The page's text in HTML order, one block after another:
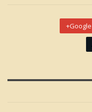
Google+